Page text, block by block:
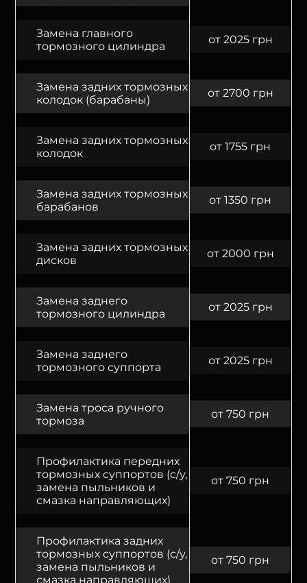
Замена главного
тормозного цилиндра
от 2025 грн
Замена задних тормозных
колодок (барабаны)
от 2700 грн
Замена задних тормозных
колодок
от 1755 грн
Замена задних тормозных
барабанов
от 1350 грн
Замена задних тормозных
дисков
от 2000 грн
Замена заднего
тормозного цилиндра
от 2025 грн
Замена заднего
тормозного суппорта
от 2025 грн
Замена троса ручного
тормоза
от 750 грн
Профилактика передних
тормозных суппортов (с/у,
замена пыльников и
смазка направляющих)
от 750 грн
Профилактика задних
тормозных суппортов (с/у,
замена пыльников и
смазка направляющих)
от 750 грн